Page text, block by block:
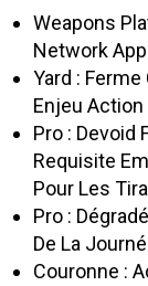
Weapons
Network
Yard :
Enjeu
Pro : Devoid
Requisite
Pour Les
Pro :
De La
Couronne :